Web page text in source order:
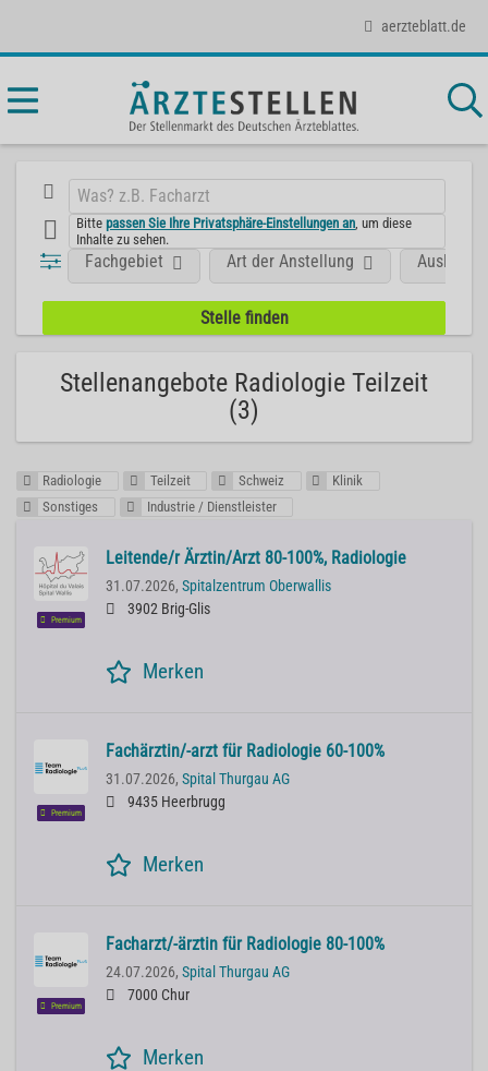
aerzteblatt.de
Bittepassen Sie Ihre Privatsphäre-Einstellungen an , um diese
Inhalte zu sehen.
Fachgebiet Art der Anstellung Ausland
Stellenangebote Radiologie Teilzeit
(3)
Radiologie Teilzeit Schweiz
Klinik
Sonstiges
Industrie / Dienstleister
Premium
Leitende/r Ärztin/Arzt 80-100%, Radiologie
31.07.2026, Spitalzentrum Oberwallis
3902 Brig-Glis
Merken
Premium
Fachärztin/-arzt für Radiologie 60-100%
31.07.2026, Spital Thurgau AG
9435 Heerbrugg
Merken
Premium
Facharzt/-ärztin für Radiologie 80-100%
24.07.2026, Spital Thurgau AG
7000 Chur
Merken